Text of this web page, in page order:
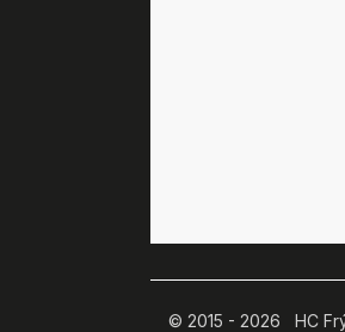
© 2015 - 2026 HC